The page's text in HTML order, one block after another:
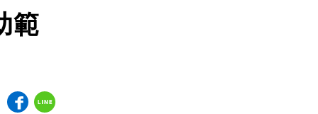
範